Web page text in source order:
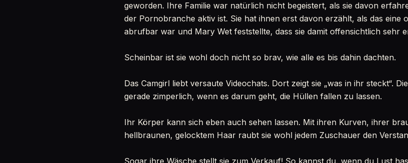
geworden. Ihre Familie war natürlich nicht begeistert, als sie davon
der Pornobranche aktiv ist. Sie hat ihnen erst davon erzählt, als das eine
abrufbar war und Mary Wet feststellte, dass sie damit offensichtlich sehr
Scheinbar ist sie wohl doch nicht so brav, wie alle es bis dahin dachten.
Das Camgirl liebt versaute Videochats. Dort zeigt sie „was in ihr steckt“.
gerade zimperlich, wenn es darum geht, die Hüllen fallen zu lassen.
Ihr Körper kann sich eben auch sehen lassen. Mit ihren Kurven, ihrer
hellbraunen, gelocktem Haar raubt sie wohl jedem Zuschauer den
Sogar ihre Wäsche stellt sie zum Verkauf! So kannst du, wenn du Lust